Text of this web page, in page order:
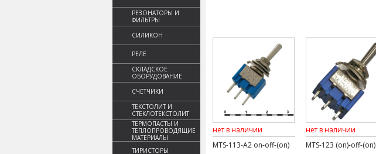
РЕЗОНАТОРЫ И
ФИЛЬТРЫ
СИЛИКОН
РЕЛЕ
СКЛАДСКОЕ
ОБОРУДОВАНИЕ
СЧЕТЧИКИ
ТЕКСТОЛИТ И
СТЕКЛОТЕКСТОЛИТ
ТЕРМОПАСТЫ И
ТЕПЛОПРОВОДЯЩИЕ
МАТЕРИАЛЫ
ТИРИСТОРЫ
нет в наличии
MTS-113-A2 on-off-(on)
нет в наличии
MTS-123 (on)-off-(on)